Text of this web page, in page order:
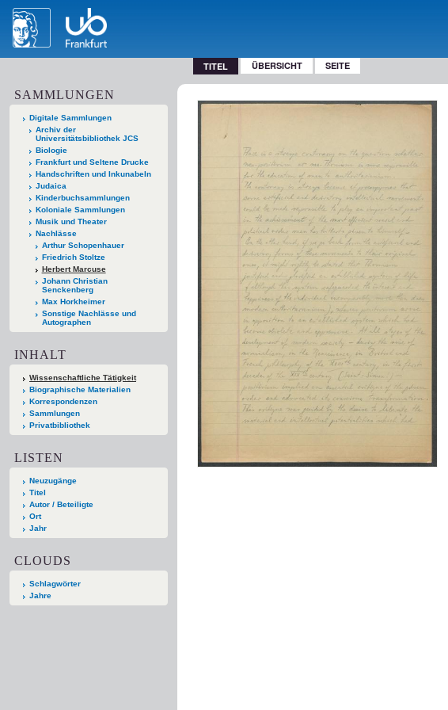
TITEL ÜBERSICHT SEITE
SAMMLUNGEN
Digitale Sammlungen
Archiv der
Universitätsbibliothek JCS
Biologie
Frankfurt und Seltene Drucke
Handschriften und Inkunabeln
Judaica
Kinderbuchsammlungen
Koloniale Sammlungen
Musik und Theater
Nachlässe
Arthur Schopenhauer
Friedrich Stoltze
Herbert Marcuse
Johann Christian
Senckenberg
Max Horkheimer
Sonstige Nachlässe und
Autographen
INHALT
Wissenschaftliche Tätigkeit
Biographische Materialien
Korrespondenzen
Sammlungen
Privatbibliothek
LISTEN
Neuzugänge
Titel
Autor / Beteiligte
Ort
Jahr
CLOUDS
Schlagwörter
Jahre